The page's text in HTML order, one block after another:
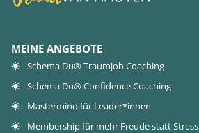
MEINE ANGEBOTE
Schema Du® Traumjob Coaching
Schema Du® Confidence Coaching
Mastermind für Leader*innen
Membership für mehr Freude statt Stress